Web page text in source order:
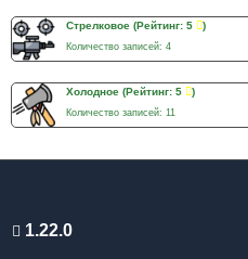
Стрелковое (Рейтинг: 5 )
Количество записей: 4
Холодное (Рейтинг: 5 )
Количество записей: 11
1.22.0